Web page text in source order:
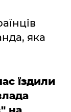
яка
їздили